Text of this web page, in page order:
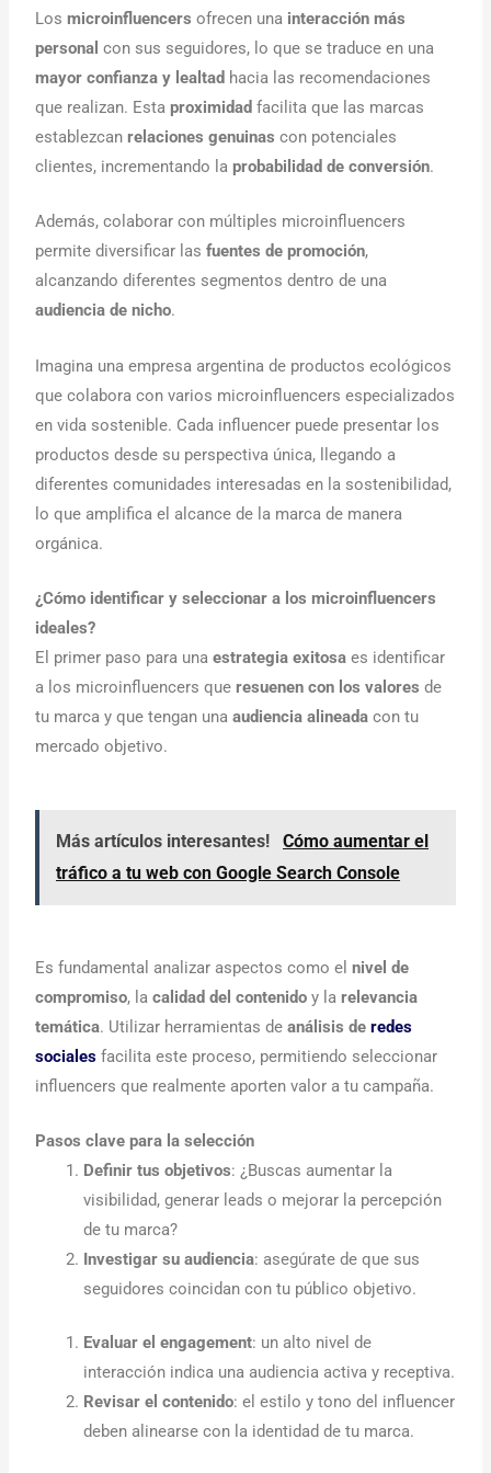
Losmicroinfluencers ofrecen una interacción más
personal con sus seguidores, lo que se traduce en una
mayor confianza y lealtad hacia las recomendaciones
que realizan. Estaproximidad facilita que las marcas
establezcanrelaciones genuinas con potenciales
clientes, incrementando laprobabilidad de conversión.
Además, colaborar con múltiples microinfluencers
permite diversificar lasfuentes de promoción,
alcanzando diferentes segmentos dentro de una
audiencia de nicho.
Imagina una empresa argentina de productos ecológicos
que colabora con varios microinfluencers especializados
en vida sostenible. Cada influencer puede presentar los
productos desde su perspectiva única, llegando a
diferentes comunidades interesadas en la sostenibilidad,
lo que amplifica el alcance de la marca de manera
orgánica.
¿Cómo identificar y seleccionar a los microinfluencers
ideales?
El primer paso para unaestrategia exitosa es identificar
a los microinfluencers queresuenen con los valores de
tu marca y que tengan unaaudiencia alineada con tu
mercado objetivo.
Más artículos interesantes!
Cómo aumentar el
tráfico a tu web con Google Search Console
Es fundamental analizar aspectos como elnivel de
compromiso, lacalidad del contenido y larelevancia
temática. Utilizar herramientas deanálisis deredes
sociales facilita este proceso, permitiendo seleccionar
influencers que realmente aporten valor a tu campaña.
Pasos clave para la selección
Definir tus objetivos: ¿Buscas aumentar la
visibilidad, generar leads o mejorar la percepción
de tu marca?
Investigar su audiencia: asegúrate de que sus
seguidores coincidan con tu público objetivo.
Evaluar el engagement: un alto nivel de
interacción indica una audiencia activa y receptiva.
Revisar el contenido: el estilo y tono del influencer
deben alinearse con la identidad de tu marca.